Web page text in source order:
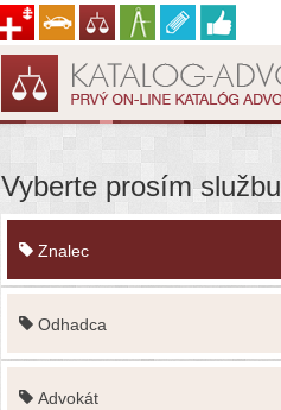
Vyberte prosím službu
Znalec
Odhadca
Advokát